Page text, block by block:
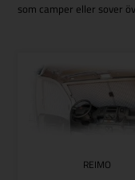
som camper eller sover
REIMO